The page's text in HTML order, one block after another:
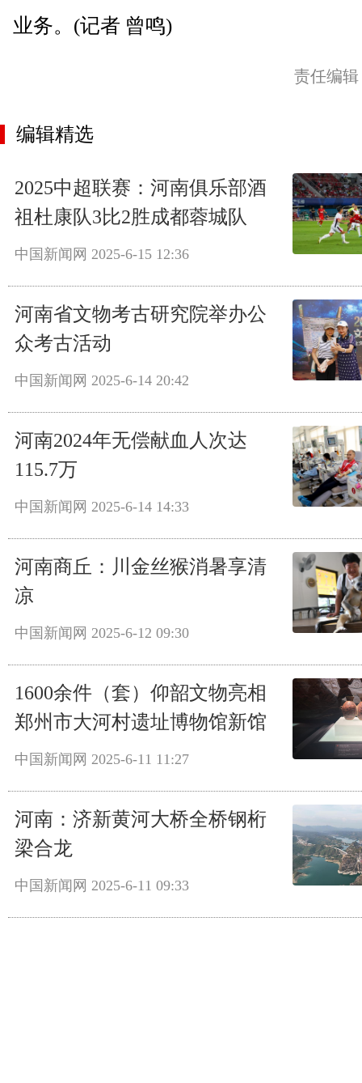
业务。(记者 曾鸣)
责任编
编辑精选
2025中超联赛：河南俱乐部酒
祖杜康队3比2胜成都蓉城队
中国新闻网 2025-6-15 12:36
河南省文物考古研究院举办公
众考古活动
中国新闻网 2025-6-14 20:42
河南2024年无偿献血人次达
115.7万
中国新闻网 2025-6-14 14:33
河南商丘：川金丝猴消暑享清
凉
中国新闻网 2025-6-12 09:30
1600余件（套）仰韶文物亮相
郑州市大河村遗址博物馆新馆
中国新闻网 2025-6-11 11:27
河南：济新黄河大桥全桥钢桁
梁合龙
中国新闻网 2025-6-11 09:33